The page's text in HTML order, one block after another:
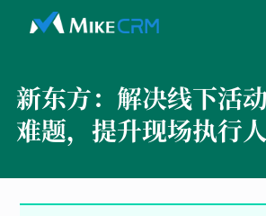
新东方： 解决线下活
难题，提升现场执行